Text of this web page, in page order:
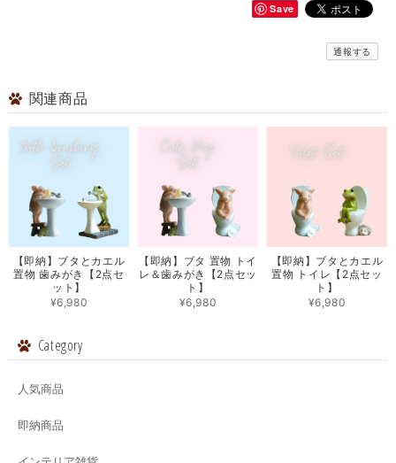
Save
通報する
関連商品
【即納】ブタとカエル
置物 歯みがき【2点セ
ット】
¥6,980
【即納】ブタ 置物 トイ
レ＆歯みがき【2点セッ
ト】
¥6,980
【即納】ブタとカエル
置物 トイレ【2点セッ
ト】
¥6,980
Category
人気商品
即納商品